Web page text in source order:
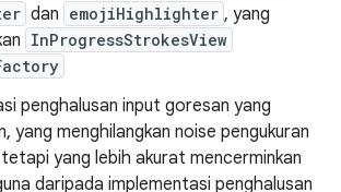
dan emojiHighlighter , yang
InProgressStrokesView
penghalusan input goresan yang
yang menghilangkan noise pengukuran
yang lebih akurat mencerminkan
daripada implementasi penghalusan